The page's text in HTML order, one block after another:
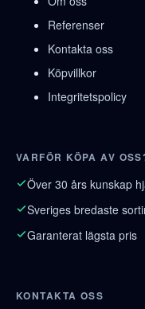
Referenser
Kontakta oss
Köpvillkor
Integritetspolicy
VARFÖR KÖPA AV
Över 30 års kunskap
Sveriges bredaste
Garanterat lägsta pris
KONTAKTA OSS